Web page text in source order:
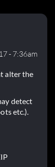
- 7:36am
alter the
detect
etc.).